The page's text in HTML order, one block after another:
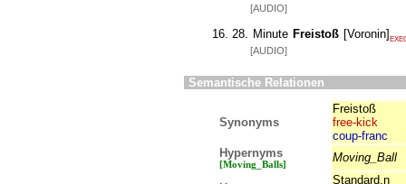
[AUDIO]
28. Minute Freistoß [Voronin]
[AUDIO]
Semantische Relationen
Synonyms
Freistoß
free-kick
coup-franc
Hypernyms
[Moving_Balls]
Moving_Ball
Standard.n